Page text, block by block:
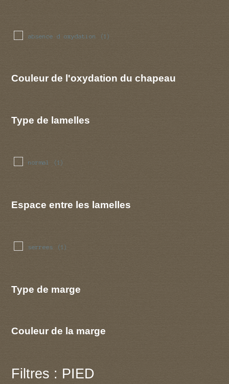
absence d oxydation (1)
Couleur de l'oxydation du chapeau
Type de lamelles
normal (1)
Espace entre les lamelles
serrees (1)
Type de marge
Couleur de la marge
Filtres : PIED